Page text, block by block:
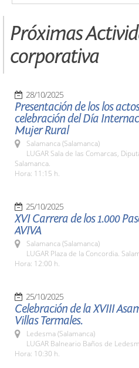
Próximas
corporativa
28/10/2025
Presentación de los los
celebración del Día
Mujer Rural
Salamanca (Salamanca)
LUGAR Sala de las Comarcas,
Salamanca.
Hora: 11:15 h.
25/10/2025
XVI Carrera de los 1.000
AVIVA
Salamanca (Salamanca)
LUGAR Plaza de la Concordia.
Hora: 12:00 h.
25/10/2025
Celebración de la XVIII
Villas Termales.
Ledesma (Salamanca)
LUGAR Balneario Baños de
Hora: 10:30 h.